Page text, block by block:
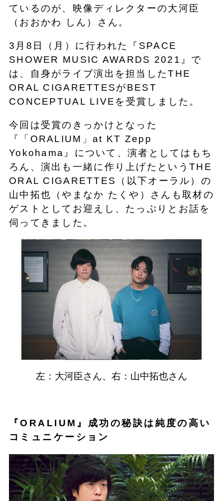
ているのが、映像ディレクターの大河臣
（おおかわ しん）さん。
3月8日（月）に行われた『SPACE
SHOWER MUSIC AWARDS 2021』で
は、自身がライブ演出を担当したTHE
ORAL CIGARETTESがBEST
CONCEPTUAL LIVEを受賞しました。
今回は受賞のきっかけとなった
『「ORALIUM」at KT Zepp
Yokohama』について、演者としてはもち
ろん、演出も一緒に作り上げたというTHE
ORAL CIGARETTES（以下オーラル）の
山中拓也（やまなか たくや）さんも取材の
ゲストとしてお迎えし、たっぷりとお話を
伺ってきました。
左：大河臣さん、右：山中拓也さん
『ORALIUM』成功の秘訣は純度の高い
コミュニケーション